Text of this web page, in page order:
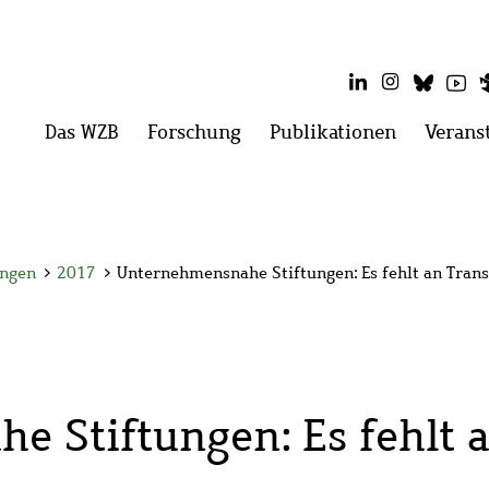
LinkedInInstagram
Hauptmenü
Das WZB Menü
Forschung Menü
Publikationen Menü
> 2017 > Unternehmensnahe Stiftungen: Es fehlt an
Stiftungen: Es fehlt